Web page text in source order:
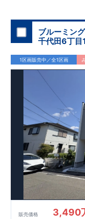
せる道」 ○第18回キッ
の新たな空間提案 「マ
た！
耐震等級最高等
倍の耐震性！
ー採用で安心！ ○BELS
が取得しています！ ○
ております。
・『建
りに施工されている
す。
平日・休日ご内覧可能
ぜひお気軽にお問い合
38-1246​(定休日：火・
ブルーミン
千代田6丁目
1区画販売中／全1区画
販売価格 3,490